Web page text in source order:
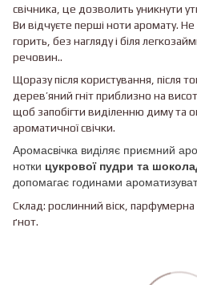
свічника, це дозволить уникнути
Ви відчуєте перші ноти аромату.
горить, без нагляду і біля
речовин..
Щоразу після користування, після
дерев’яний гніт приблизно на
щоб запобігти виділенню диму та
ароматичної свічки.
Аромасвічка виділяє приємний
нотки цукрової пудри та
допомагає годинами
Склад: рослинний віск,
ґнот.